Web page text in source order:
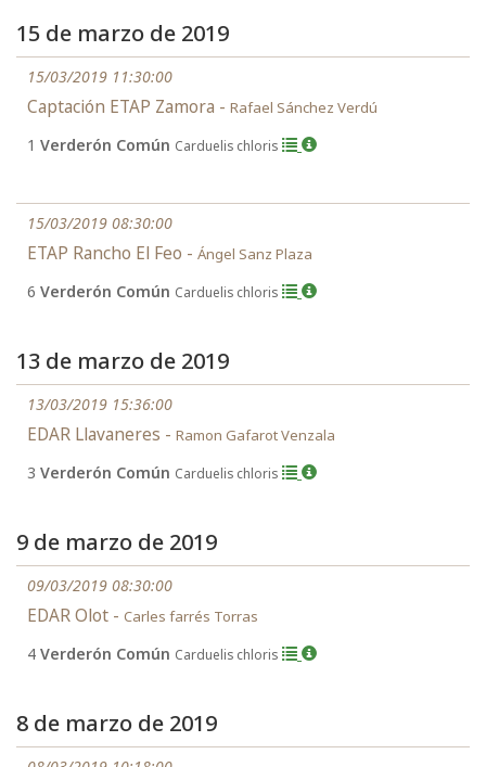
15 de marzo de 2019
15/03/2019 11:30:00
Captación ETAP Zamora - Rafael Sánchez Verdú
1 Verderón Común Carduelis chloris
15/03/2019 08:30:00
ETAP Rancho El Feo - Ángel Sanz Plaza
6 Verderón Común Carduelis chloris
13 de marzo de 2019
13/03/2019 15:36:00
EDAR Llavaneres - Ramon Gafarot Venzala
3 Verderón Común Carduelis chloris
9 de marzo de 2019
09/03/2019 08:30:00
EDAR Olot - Carles farrés Torras
4 Verderón Común Carduelis chloris
8 de marzo de 2019